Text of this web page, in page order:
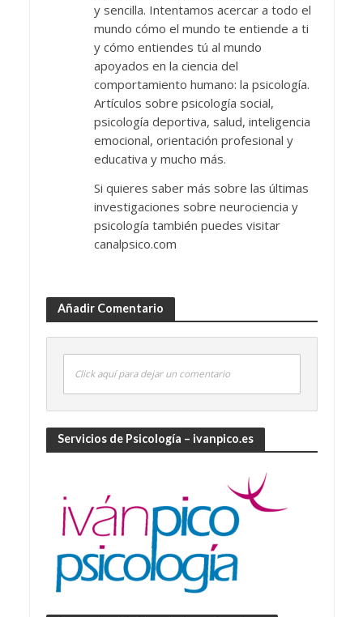
y sencilla. Intentamos acercar a todo el
mundo cómo el mundo te entiende a ti
y cómo entiendes tú al mundo
apoyados en la ciencia del
comportamiento humano: la psicología.
Artículos sobre psicología social,
psicología deportiva, salud, inteligencia
emocional, orientación profesional y
educativa y mucho más.
Si quieres saber más sobre las últimas
investigaciones sobre neurociencia y
psicología también puedes visitar
canalpsico.com
Añadir Comentario
Click aquí para dejar un comentario
Servicios de Psicología – ivanpico.es